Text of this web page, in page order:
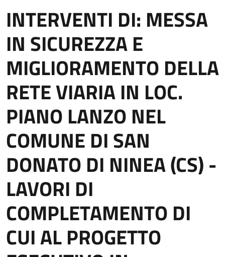
INTERVENTI DI: MESSA
IN SICUREZZA E
MIGLIORAMENTO DELLA
RETE VIARIA IN LOC.
PIANO LANZO NEL
COMUNE DI SAN
DONATO DI NINEA (CS) -
LAVORI DI
COMPLETAMENTO DI
CUI AL PROGETTO